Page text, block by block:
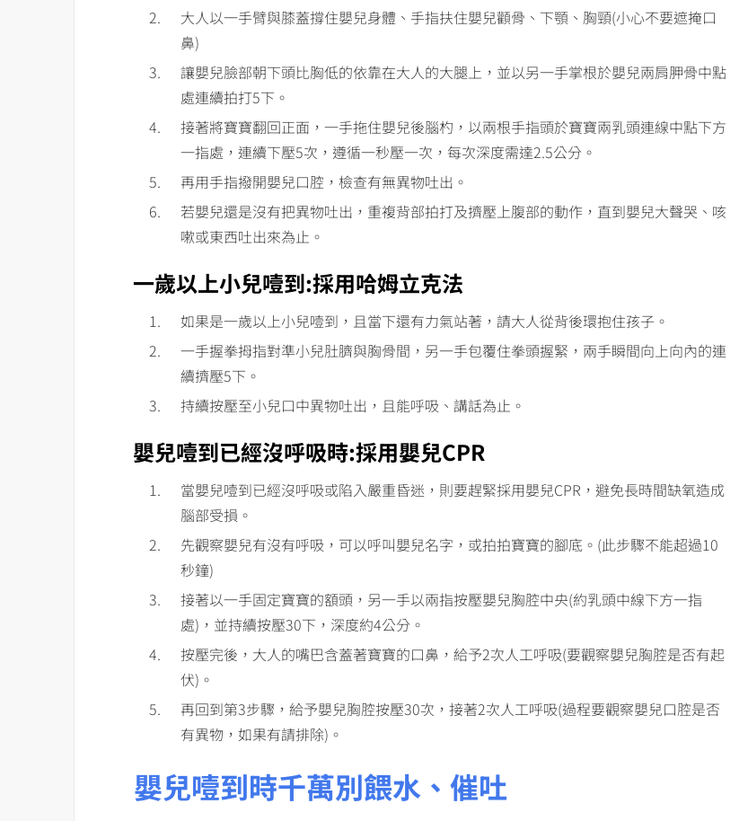
大人以一手臂與膝蓋撐住嬰兒身體、手指扶住嬰兒顴骨、下顎、胸頸(小心不要遮掩口
鼻)
讓嬰兒臉部朝下頭比胸低的依靠在大人的大腿上，並以另一手掌根於嬰兒兩肩胛骨中點
處連續拍打5下。
接著將寶寶翻回正面，一手拖住嬰兒後腦杓，以兩根手指頭於寶寶兩乳頭連線中點下方
一指處，連續下壓5次，遵循一秒壓一次，每次深度需達2.5公分。
再用手指撥開嬰兒口腔，檢查有無異物吐出。
若嬰兒還是沒有把異物吐出，重複背部拍打及擠壓上腹部的動作，直到嬰兒大聲哭、咳
嗽或東西吐出來為止。
一歲以上小兒噎到:採用哈姆立克法
如果是一歲以上小兒噎到，且當下還有力氣站著，請大人從背後環抱住孩子。
一手握拳拇指對準小兒肚臍與胸骨間，另一手包覆住拳頭握緊，兩手瞬間向上向內的連
續擠壓5下。
持續按壓至小兒口中異物吐出，且能呼吸、講話為止。
嬰兒噎到已經沒呼吸時:採用嬰兒CPR
當嬰兒噎到已經沒呼吸或陷入嚴重昏迷，則要趕緊採用嬰兒CPR，避免長時間缺氧造成
腦部受損。
先觀察嬰兒有沒有呼吸，可以呼叫嬰兒名字，或拍拍寶寶的腳底。(此步驟不能超過10
秒鐘)
接著以一手固定寶寶的額頭，另一手以兩指按壓嬰兒胸腔中央(約乳頭中線下方一指
處)，並持續按壓30下，深度約4公分。
按壓完後，大人的嘴巴含蓋著寶寶的口鼻，給予2次人工呼吸(要觀察嬰兒胸腔是否有起
伏)。
再回到第3步驟，給予嬰兒胸腔按壓30次，接著2次人工呼吸(過程要觀察嬰兒口腔是否
有異物，如果有請排除)。
嬰兒噎到時千萬別餵水、催吐